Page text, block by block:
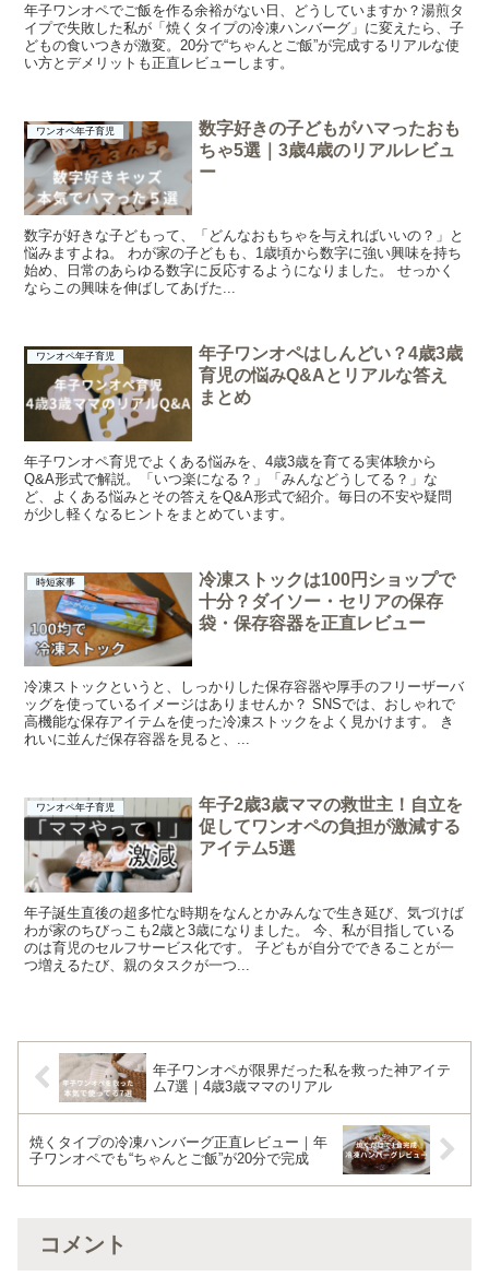
年子ワンオペでご飯を作る余裕がない日、どうしていますか？湯煎タ
イプで失敗した私が「焼くタイプの冷凍ハンバーグ」に変えたら、子
どもの食いつきが激変。20分で“ちゃんとご飯”が完成するリアルな使
い方とデメリットも正直レビューします。
ワンオペ年子育児
数字好きの子どもがハマったおも
ちゃ5選｜3歳4歳のリアルレビュ
ー
数字が好きな子どもって、「どんなおもちゃを与えればいいの？」と
悩みますよね。 わが家の子どもも、1歳頃から数字に強い興味を持ち
始め、日常のあらゆる数字に反応するようになりました。 せっかく
ならこの興味を伸ばしてあげた...
ワンオペ年子育児
年子ワンオペはしんどい？4歳3歳
育児の悩みQ&Aとリアルな答え
まとめ
年子ワンオペ育児でよくある悩みを、4歳3歳を育てる実体験から
Q&A形式で解説。「いつ楽になる？」「みんなどうしてる？」な
ど、よくある悩みとその答えをQ&A形式で紹介。毎日の不安や疑問
が少し軽くなるヒントをまとめています。
時短家事
冷凍ストックは100円ショップで
十分？ダイソー・セリアの保存
袋・保存容器を正直レビュー
冷凍ストックというと、しっかりした保存容器や厚手のフリーザーバ
ッグを使っているイメージはありませんか？ SNSでは、おしゃれで
高機能な保存アイテムを使った冷凍ストックをよく見かけます。 き
れいに並んだ保存容器を見ると、...
ワンオペ年子育児
年子2歳3歳ママの救世主！自立を
促してワンオペの負担が激減する
アイテム5選
年子誕生直後の超多忙な時期をなんとかみんなで生き延び、気づけば
わが家のちびっこも2歳と3歳になりました。 今、私が目指している
のは育児のセルフサービス化です。 子どもが自分でできることが一
つ増えるたび、親のタスクが一つ...
年子ワンオペが限界だった私を救った神アイテ
ム7選｜4歳3歳ママのリアル
焼くタイプの冷凍ハンバーグ正直レビュー｜年
子ワンオペでも“ちゃんとご飯”が20分で完成
コメント